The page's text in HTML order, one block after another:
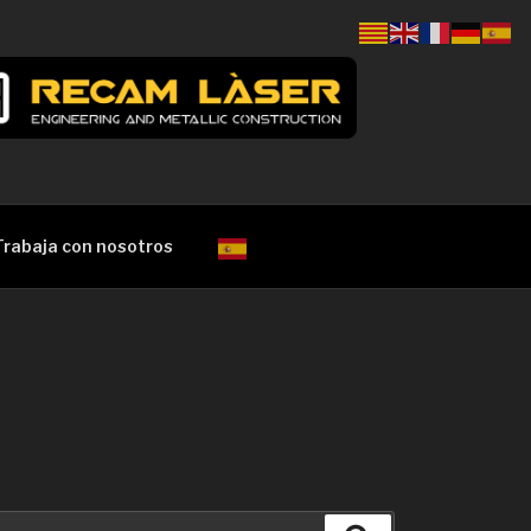
con nosotros